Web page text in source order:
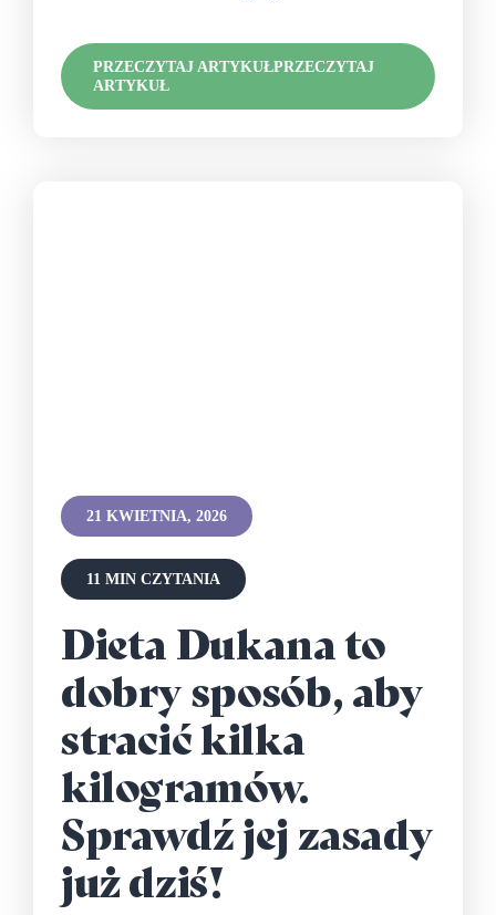
PRZECZYTAJ ARTYKUŁPRZECZYTAJ
ARTYKUŁ
21 KWIETNIA, 2026
11 MIN CZYTANIA
Dieta Dukana to
dobry sposób, aby
stracić kilka
kilogramów.
Sprawdź jej zasady
już dziś!